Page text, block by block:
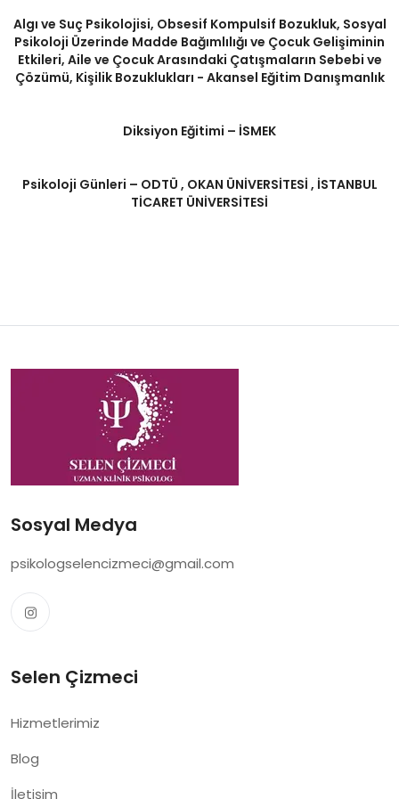
Algı ve Suç Psikolojisi, Obsesif Kompulsif Bozukluk, Sosyal
Psikoloji Üzerinde Madde Bağımlılığı ve Çocuk Gelişiminin
Etkileri, Aile ve Çocuk Arasındaki Çatışmaların Sebebi ve
Çözümü, Kişilik Bozuklukları - Akansel Eğitim Danışmanlık
Diksiyon Eğitimi – İSMEK
Psikoloji Günleri – ODTÜ , OKAN ÜNİVERSİTESİ , İSTANBUL
TİCARET ÜNİVERSİTESİ
Sosyal Medya
psikologselencizmeci@gmail.com
Selen Çizmeci
Hizmetlerimiz
Blog
İletişim